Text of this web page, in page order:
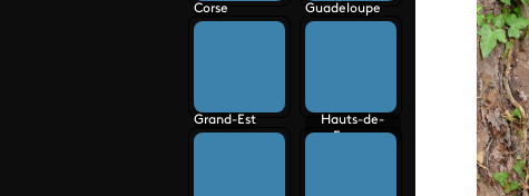
Corse Guadeloupe
Grand-Est
Hauts-de-
France